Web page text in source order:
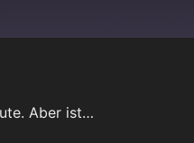
Aber ist…